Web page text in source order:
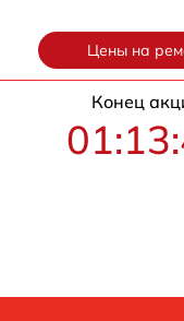
Цены на
Конец